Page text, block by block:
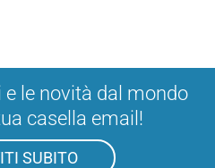
e le novità dal mondo
casella email!
SUBITO